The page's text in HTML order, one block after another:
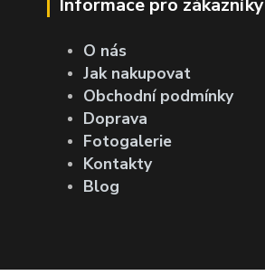
O nás
Jak nakupovat
Obchodní podmínky
Doprava
Fotogalerie
Kontakty
Blog